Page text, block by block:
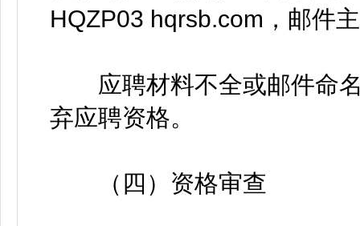
HQZP03 hqrsb.com，邮件
应聘材料不全或邮件命名
弃应聘资格。
（四）资格审查